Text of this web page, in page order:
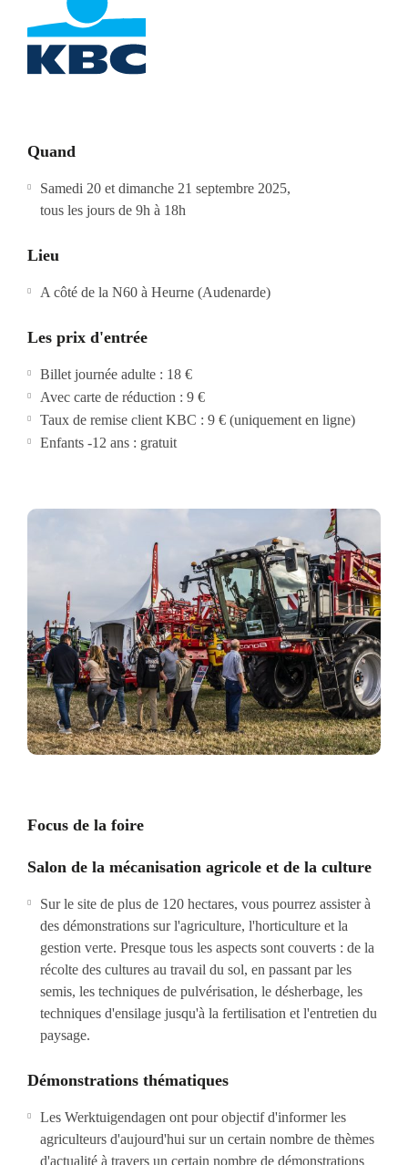
Quand
Samedi 20 et dimanche 21 septembre 2025,
tous les jours de 9h à 18h
Lieu
A côté de la N60 à Heurne (Audenarde)
Les prix d'entrée
Billet journée adulte : 18 €
Avec carte de réduction : 9 €
Taux de remise client KBC : 9 € (uniquement en ligne)
Enfants -12 ans : gratuit
Focus de la foire
Salon de la mécanisation agricole et de la culture
Sur le site de plus de 120 hectares, vous pourrez assister à
des démonstrations sur l'agriculture, l'horticulture et la
gestion verte. Presque tous les aspects sont couverts : de la
récolte des cultures au travail du sol, en passant par les
semis, les techniques de pulvérisation, le désherbage, les
techniques d'ensilage jusqu'à la fertilisation et l'entretien du
paysage.
Démonstrations thématiques
Les Werktuigendagen ont pour objectif d'informer les
agriculteurs d'aujourd'hui sur un certain nombre de thèmes
d'actualité à travers un certain nombre de démonstrations